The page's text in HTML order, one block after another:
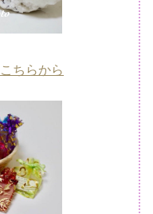
こちらから